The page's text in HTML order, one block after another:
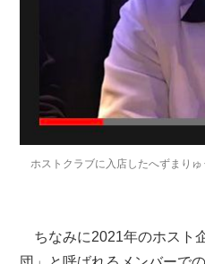
ホストクラブに入店したへずまりゅ
ちなみに2021年のホスト